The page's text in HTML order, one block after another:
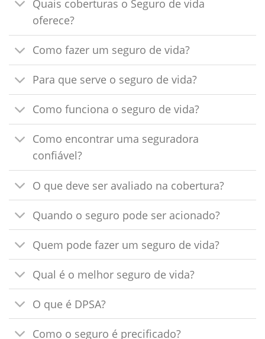
Quais coberturas o Seguro de vida
oferece?
Como fazer um seguro de vida?
Para que serve o seguro de vida?
Como funciona o seguro de vida?
Como encontrar uma seguradora
confiável?
O que deve ser avaliado na cobertura?
Quando o seguro pode ser acionado?
Quem pode fazer um seguro de vida?
Qual é o melhor seguro de vida?
O que é DPSA?
Como o seguro é precificado?